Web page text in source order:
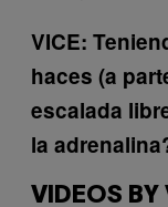
VICE:
haces (a
escalada
la
VIDEOS BY